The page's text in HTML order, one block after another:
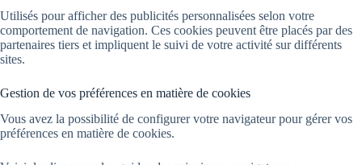
Utilisés pour afficher des publicités personnalisées selon votre
comportement de navigation. Ces cookies peuvent être placés par des
partenaires tiers et impliquent le suivi de votre activité sur différents
sites.
Gestion de vos préférences en matière de cookies
Vous avez la possibilité de configurer votre navigateur pour gérer vos
préférences en matière de cookies.